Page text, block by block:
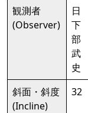
観測者
(Observer)
日
下
部
武
史
斜面・斜度
(Incline)
32